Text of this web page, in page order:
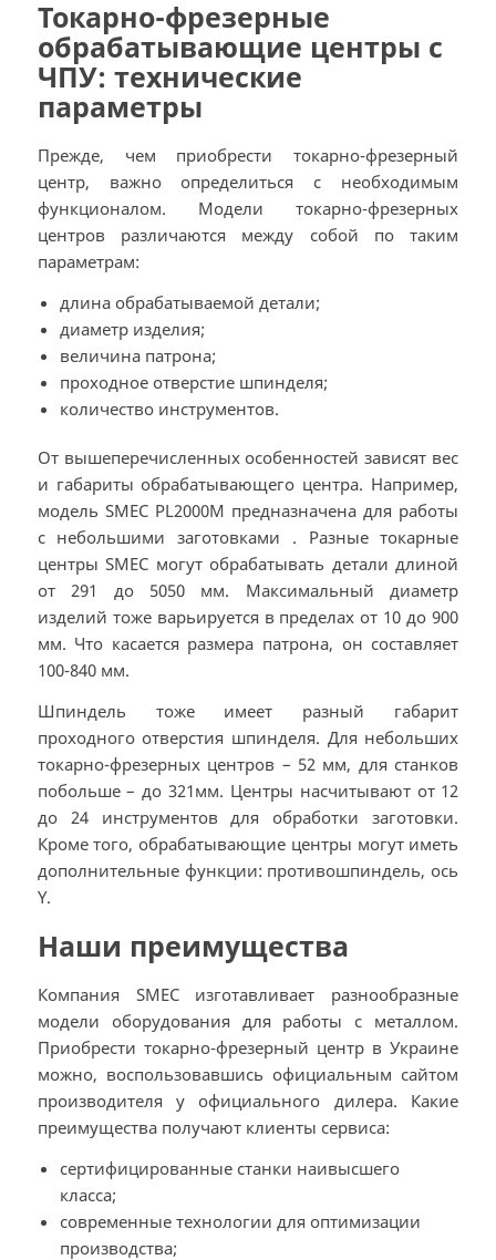
Токарно-фрезерные
обрабатывающие центры с
ЧПУ: технические
параметры
Прежде, чем приобрести токарно-фрезерный
центр, важно определиться с необходимым
функционалом. Модели токарно-фрезерных
центров различаются между собой по таким
параметрам:
длина обрабатываемой детали;
диаметр изделия;
величина патрона;
проходное отверстие шпинделя;
количество инструментов.
От вышеперечисленных особенностей зависят вес
и габариты обрабатывающего центра. Например,
модель SMEC PL2000M предназначена для работы
с небольшими заготовками . Разные токарные
центры SMEC могут обрабатывать детали длиной
от 291 до 5050 мм. Максимальный диаметр
изделий тоже варьируется в пределах от 10 до 900
мм. Что касается размера патрона, он составляет
100-840 мм.
Шпиндель тоже имеет разный габарит
проходного отверстия шпинделя. Для небольших
токарно-фрезерных центров – 52 мм, для станков
побольше – до 321мм. Центры насчитывают от 12
до 24 инструментов для обработки заготовки.
Кроме того, обрабатывающие центры могут иметь
дополнительные функции: противошпиндель, ось
Y.
Наши преимущества
Компания SMEC изготавливает разнообразные
модели оборудования для работы с металлом.
Приобрести токарно-фрезерный центр в Украине
можно, воспользовавшись официальным сайтом
производителя у официального дилера. Какие
преимущества получают клиенты сервиса:
сертифицированные станки наивысшего
класса;
современные технологии для оптимизации
производства;